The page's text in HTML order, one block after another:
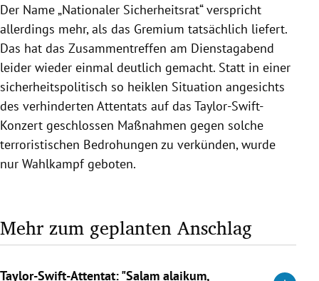
Der Name „Nationaler Sicherheitsrat“ verspricht
allerdings mehr, als das Gremium tatsächlich liefert.
Das hat das Zusammentreffen am Dienstagabend
leider wieder einmal deutlich gemacht. Statt in einer
sicherheitspolitisch so heiklen Situation angesichts
des verhinderten Attentats auf das Taylor-Swift-
Konzert geschlossen Maßnahmen gegen solche
terroristischen Bedrohungen zu verkünden, wurde
nur Wahlkampf geboten.
Mehr zum geplanten Anschlag
Taylor-Swift-Attentat: "Salam alaikum,